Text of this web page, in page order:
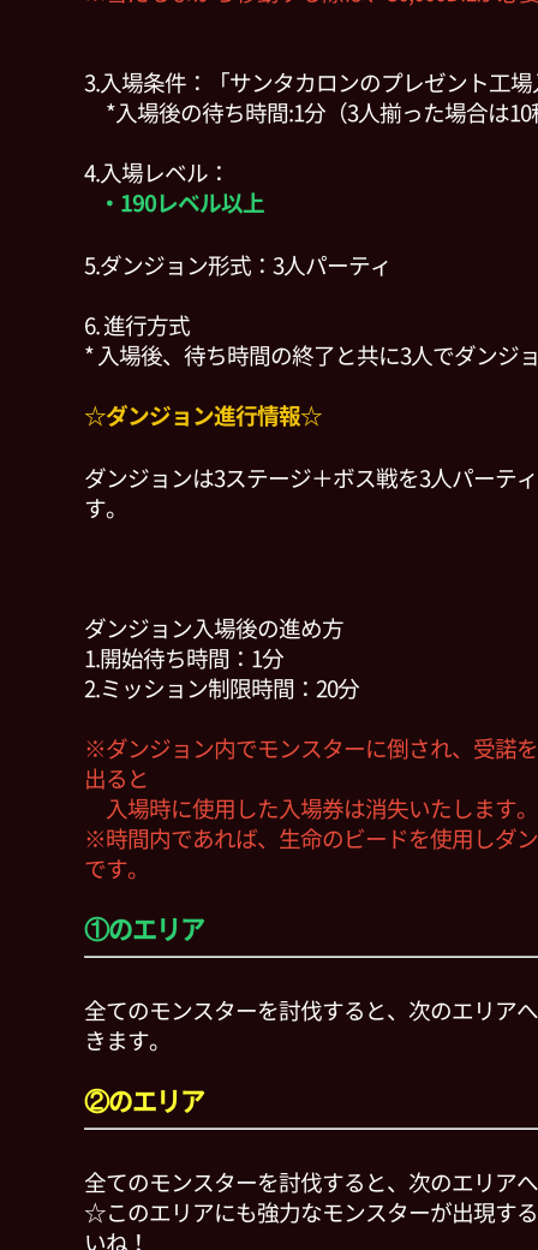
3.入場条件：「サンタカロンのプレゼント工場
*入場後の待ち時間:1分（3人揃った場合は10
4.入場レベル：
・190レベル以上
5.ダンジョン形式：3人パーティ
6. 進行方式
* 入場後、待ち時間の終了と共に3人でダンジ
☆ダンジョン進行情報☆
ダンジョンは3ステージ＋ボス戦を3人パーテ
す。
ダンジョン入場後の進め方
1.開始待ち時間：1分
2.ミッション制限時間：20分
※ダンジョン内でモンスターに倒され、受諾
出ると
入場時に使用した入場券は消失いたします。
※時間内であれば、生命のビードを使用しダ
です。
①のエリア
全てのモンスターを討伐すると、次のエリア
きます。
②のエリア
全てのモンスターを討伐すると、次のエリア
☆このエリアにも強力なモンスターが出現す
いね！